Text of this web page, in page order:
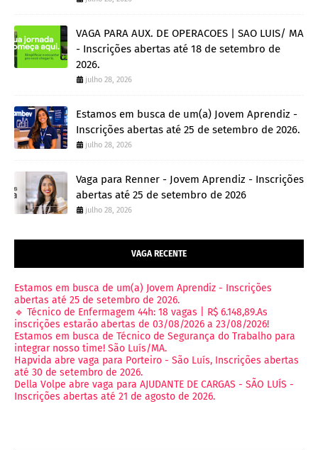
VAGA PARA AUX. DE OPERACOES | SAO LUIS/ MA
- Inscrições abertas até 18 de setembro de
2026.
julho 28, 2026
Estamos em busca de um(a) Jovem Aprendiz -
Inscrições abertas até 25 de setembro de 2026.
julho 28, 2026
Vaga para Renner - Jovem Aprendiz - Inscrições
abertas até 25 de setembro de 2026
julho 28, 2026
VAGA RECENTE
Estamos em busca de um(a) Jovem Aprendiz - Inscrições
abertas até 25 de setembro de 2026.
🔹 Técnico de Enfermagem 44h: 18 vagas | R$ 6.148,89.As
inscrições estarão abertas de 03/08/2026 a 23/08/2026!
Estamos em busca de Técnico de Segurança do Trabalho para
integrar nosso time! São Luís/MA.
Hapvida abre vaga para Porteiro - São Luís, Inscrições abertas
até 30 de setembro de 2026.
Della Volpe abre vaga para AJUDANTE DE CARGAS - SÃO LUÍS -
Inscrições abertas até 21 de agosto de 2026.